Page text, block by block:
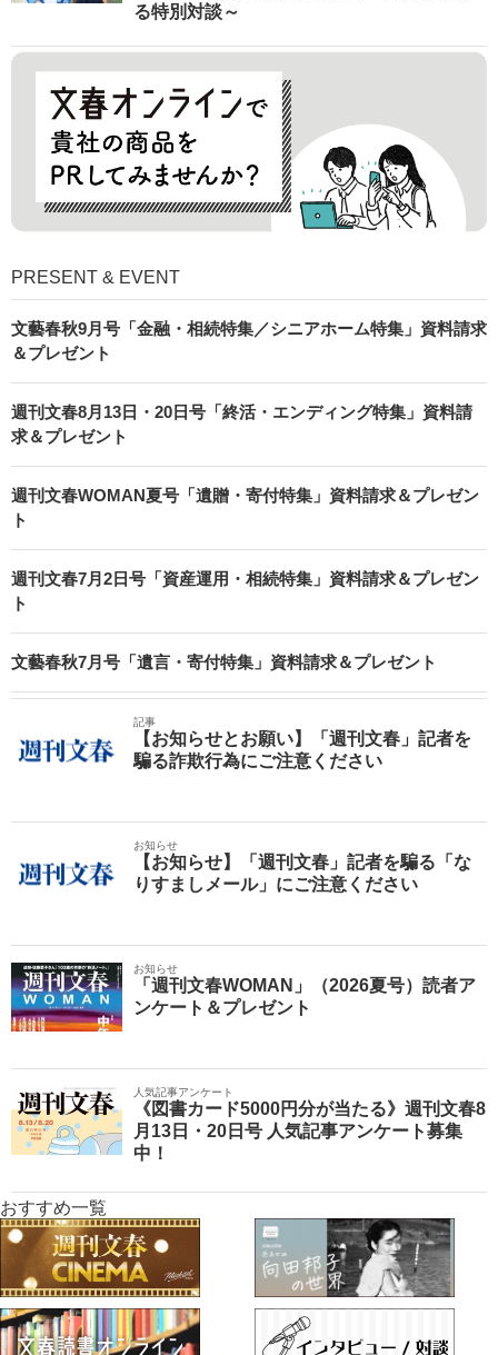
る特別対談～
PRESENT & EVENT
文藝春秋9月号「金融・相続特集／シニアホーム特集」資料請求
＆プレゼント
週刊文春8月13日・20日号「終活・エンディング特集」資料請
求＆プレゼント
週刊文春WOMAN夏号「遺贈・寄付特集」資料請求＆プレゼン
ト
週刊文春7月2日号「資産運用・相続特集」資料請求＆プレゼン
ト
文藝春秋7月号「遺言・寄付特集」資料請求＆プレゼント
記事
【お知らせとお願い】「週刊文春」記者を
騙る詐欺行為にご注意ください
お知らせ
【お知らせ】「週刊文春」記者を騙る「な
りすましメール」にご注意ください
お知らせ
「週刊文春WOMAN」（2026夏号）読者ア
ンケート＆プレゼント
人気記事アンケート
《図書カード5000円分が当たる》週刊文春8
月13日・20日号 人気記事アンケート募集
中！
おすすめ一覧